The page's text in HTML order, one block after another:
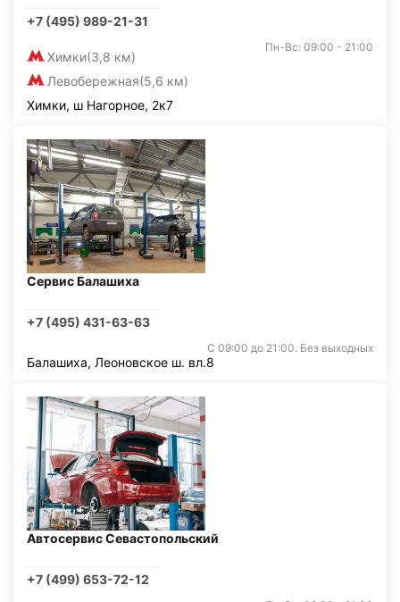
+7 (495) 989-21-31
Химки(3,8 км)
Левобережная(5,6 км)
Пн-Вс: 09:00 - 21:00
Химки, ш Нагорное, 2к7
Сервис Балашиха
+7 (495) 431-63-63
С 09:00 до 21:00. Без выходных
Балашиха, Леоновское ш. вл.8
Автосервис Севастопольский
+7 (499) 653-72-12